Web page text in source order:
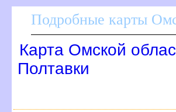
Подробные карты
Карта Омской
Полтавки